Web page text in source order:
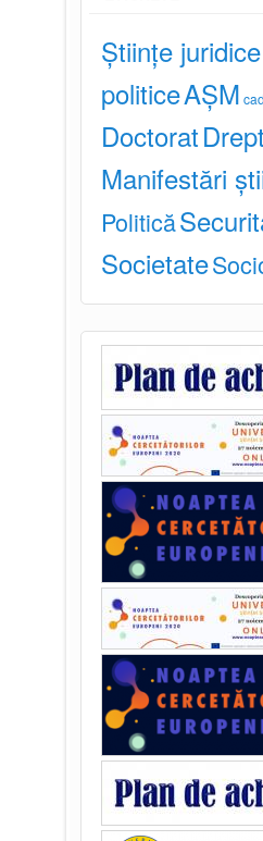
Științe juridice
politiceAȘM
DoctoratDrept
Manifestări
Politică
Societate